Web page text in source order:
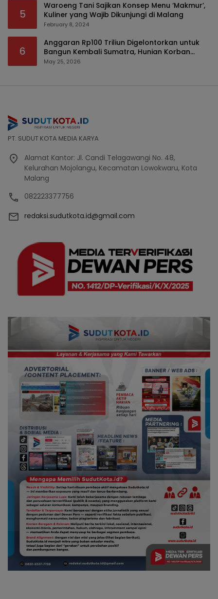
5
Waroeng Tani Sajikan Konsep Menu ‘Makmur’,
Kuliner yang Wajib Dikunjungi di Malang
February 8, 2024
6
Anggaran Rp100 Triliun Digelontorkan untuk
Bangun Kembali Sumatra, Hunian Korban
Bencana Bakal Difokuskan
May 25, 2026
PT. SUDUT KOTA MEDIA KARYA
Alamat Kantor: Jl. Candi Telagawangi No. 48,
Kelurahan Mojolangu, Kecamatan Lowokwaru, Kota
Malang
082223377756
redaksi.sudutkota.id@gmail.com